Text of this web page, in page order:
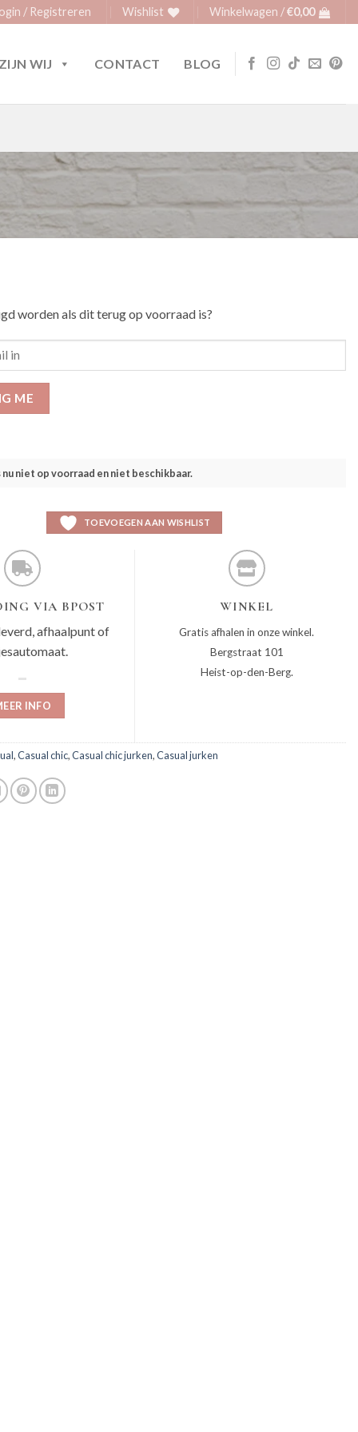
/ Registreren Wishlist Winkelwagen /€0,00
WIJ CONTACT BLOG
worden als dit terug op voorraad is?
ME
niet op voorraad en niet beschikbaar.
TOEVOEGEN AAN WISHLIST
VIA BPOST
afhaalpunt of
INFO
WINKEL
Gratis afhalen in onze winkel.
Bergstraat 101
Heist-op-den-Berg.
,Casual chic,Casual chic jurken,Casual jurken